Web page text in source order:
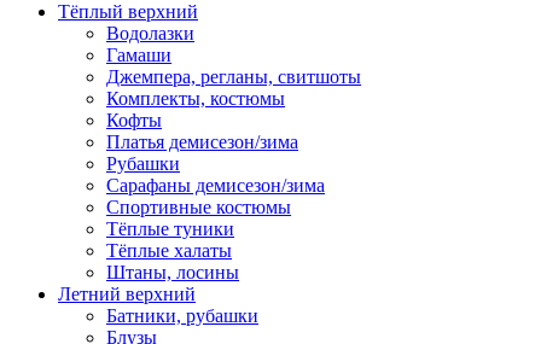
Тёплый верхний
Водолазки
Гамаши
Джемпера, регланы, свитшоты
Комплекты, костюмы
Кофты
Платья демисезон/зима
Рубашки
Сарафаны демисезон/зима
Спортивные костюмы
Тёплые туники
Тёплые халаты
Штаны, лосины
Летний верхний
Батники, рубашки
Блузы